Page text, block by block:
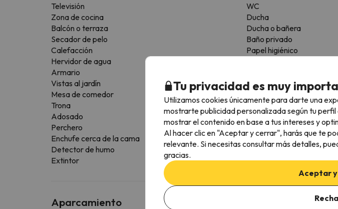
Televisión
Zona de cocina
Balcón o terraza
Secador de pelo
Calefacción
Hervidor de agua
Armario
Vistas al jardín
Mesa de comedor
Trona
Adosado
Perchero
Enchufe cerca de la cama
Detector de humo
Extintor
WC
Ducha
Ducha o bañera
Baño privado
Papel higiénico
Aparcamiento
Tu privacidad es muy
Utilizamos cookies únicamente para darte una
mostrarte publicidad personalizada según tu
mostrar el contenido en base a tus intereses y
Al hacer clic en "Aceptar y cerrar", harás que te
relevante. Si necesitas consultar más detalles,
gracias.
Aceptar